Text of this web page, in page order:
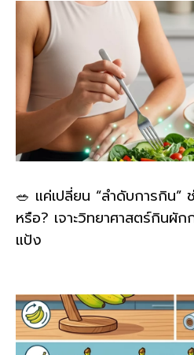
🥗 แค่เปลี่ยน “ลำดับการกิน”
หรือ? เจาะวิทยาศาสตร์กินผั
แป้ง